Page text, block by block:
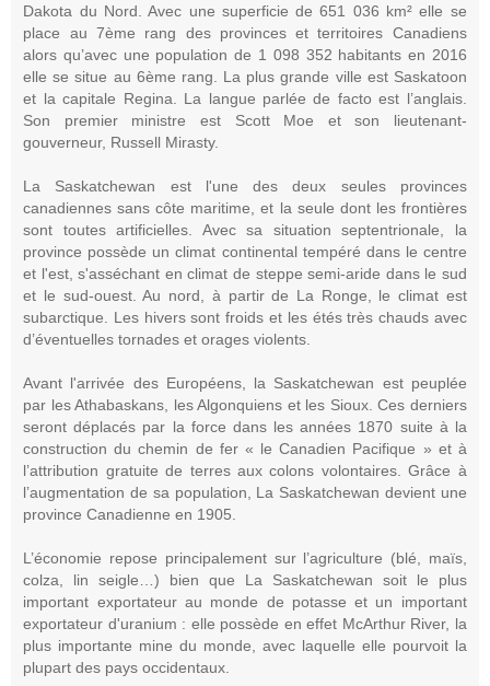
Dakota du Nord. Avec une superficie de 651 036 km² elle se
place au 7ème rang des provinces et territoires Canadiens
alors qu’avec une population de 1 098 352 habitants en 2016
elle se situe au 6ème rang. La plus grande ville est Saskatoon
et la capitale Regina. La langue parlée de facto est l’anglais.
Son premier ministre est Scott Moe et son lieutenant-
gouverneur, Russell Mirasty.
La Saskatchewan est l'une des deux seules provinces
canadiennes sans côte maritime, et la seule dont les frontières
sont toutes artificielles. Avec sa situation septentrionale, la
province possède un climat continental tempéré dans le centre
et l'est, s'asséchant en climat de steppe semi-aride dans le sud
et le sud-ouest. Au nord, à partir de La Ronge, le climat est
subarctique. Les hivers sont froids et les étés très chauds avec
d’éventuelles tornades et orages violents.
Avant l'arrivée des Européens, la Saskatchewan est peuplée
par les Athabaskans, les Algonquiens et les Sioux. Ces derniers
seront déplacés par la force dans les années 1870 suite à la
construction du chemin de fer « le Canadien Pacifique » et à
l’attribution gratuite de terres aux colons volontaires. Grâce à
l’augmentation de sa population, La Saskatchewan devient une
province Canadienne en 1905.
L’économie repose principalement sur l’agriculture (blé, maïs,
colza, lin seigle…) bien que La Saskatchewan soit le plus
important exportateur au monde de potasse et un important
exportateur d'uranium : elle possède en effet McArthur River, la
plus importante mine du monde, avec laquelle elle pourvoit la
plupart des pays occidentaux.